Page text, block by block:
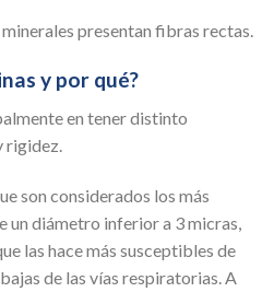
presentan fibras rectas.
y por qué?
en tener distinto
rigidez.
son considerados los más
un diámetro inferior a 3 micras,
las hace más susceptibles de
de las vías respiratorias. A